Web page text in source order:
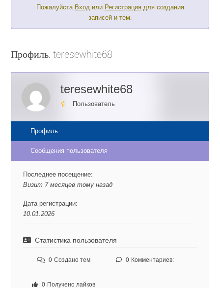
Пожалуйста Входили Регистрациядля создания
записей и тем.
Профиль: teresewhite68
teresewhite68
Пользователь
Профиль
Сообщения пользователя
Последнее посещение:
Визит 7 месяцев тому назад
Дата регистрации:
10.01.2026
Статистика пользователя
0 Создано тем 0 Комментариев:
0 Получено лайков